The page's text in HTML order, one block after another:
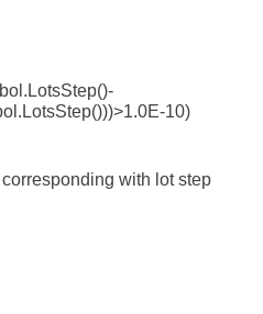
10)
with lot step